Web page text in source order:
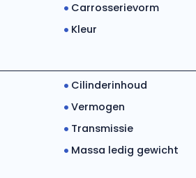
Carrosserievorm
Kleur
Cilinderinhoud
Vermogen
Transmissie
Massa ledig gewicht